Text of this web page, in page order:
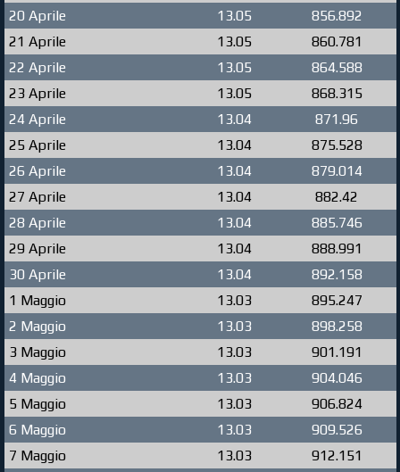
20 Aprile
13.05
856.892
21 Aprile
13.05
860.781
22 Aprile
13.05
864.588
23 Aprile
13.05
868.315
24 Aprile
13.04
871.96
25 Aprile
13.04
875.528
26 Aprile
13.04
879.014
27 Aprile
13.04
882.42
28 Aprile
13.04
885.746
29 Aprile
13.04
888.991
30 Aprile
13.04
892.158
1 Maggio
13.03
895.247
2 Maggio
13.03
898.258
3 Maggio
13.03
901.191
4 Maggio
13.03
904.046
5 Maggio
13.03
906.824
6 Maggio
13.03
909.526
7 Maggio
13.03
912.151